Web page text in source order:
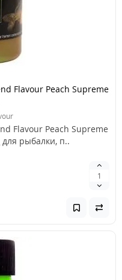
Flavour Peach Supreme
Flavour Peach Supreme
для рыбалки, п..